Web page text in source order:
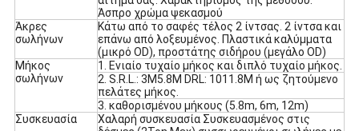
Άσπρο χρώμα ψεκασμού
Άκρες
σωλήνων
Κάτω από το σαφές τέλος 2 ίντσας. 2 ίντσα και
επάνω από λοξευμένος. Πλαστικά καλύμματα
(μικρό OD), προστάτης σιδήρου (μεγάλο OD)
Μήκος
σωλήνων
1. Ενιαίο τυχαίο μήκος και διπλό τυχαίο μήκος.
2. S.R.L.: 3M5.8M DRL: 1011.8M ή ως ζητούμενο
πελάτες μήκος.
3. καθορισμένου μήκους (5.8m, 6m, 12m)
Συσκευασία
Χαλαρή συσκευασία Συσκευασμένος στις